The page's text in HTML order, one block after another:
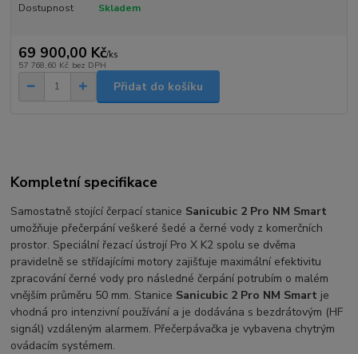
Dostupnost Skladem
69 900,00 Kč/ks
57 768,60 Kč bez DPH
Přidat do košíku
Kompletní specifikace
Samostatně stojící čerpací stanice Sanicubic 2 Pro NM Smart
umožňuje přečerpání veškeré šedé a černé vody z komerčních
prostor. Speciální řezací ústrojí Pro X K2 spolu se dvěma
pravidelně se střídajícími motory zajišťuje maximální efektivitu
zpracování černé vody pro následné čerpání potrubím o malém
vnějším průměru 50 mm. Stanice Sanicubic 2 Pro NM Smart je
vhodná pro intenzivní používání a je dodávána s bezdrátovým (HF
signál) vzdáleným alarmem. Přečerpávačka je vybavena chytrým
ovádacím systémem.